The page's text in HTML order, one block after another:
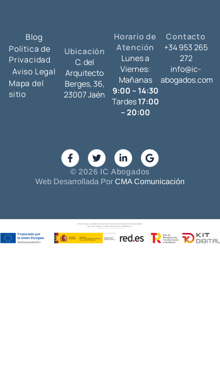
Blog
Política de
Privacidad
Aviso Legal
Mapa del
sitio
Ubicación
C. del
Arquitecto
Berges, 36,
23007 Jaén
Horario de
Atención
Lunes a
Viernes:
Mañanas
9:00 – 14:30
Tardes17:00
– 20:00
Contacto
+34 953 265
272
info@ic-
abogados.com
© 2026 IC Abogados
Web Desarrollada Por CMA Comunicación